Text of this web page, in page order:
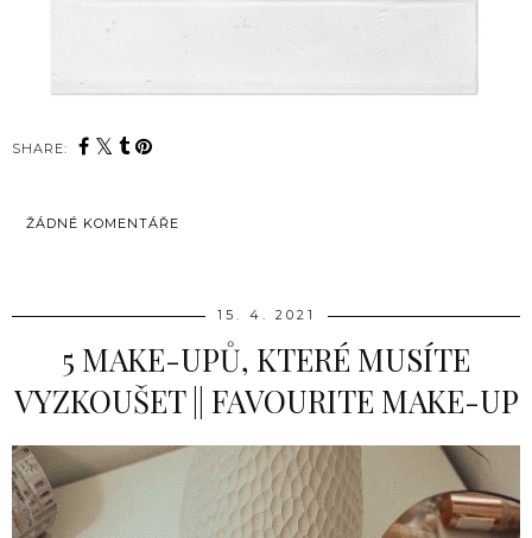
SHARE:
ŽÁDNÉ KOMENTÁŘE
15. 4. 2021
5 MAKE-UPŮ, KTERÉ MUSÍTE
VYZKOUŠET || FAVOURITE MAKE-UP